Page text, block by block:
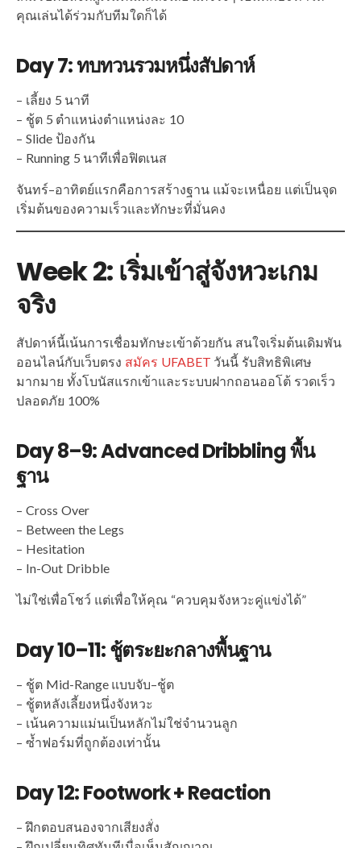
คุณเล่นได้ร่วมกับทีมใดก็ได้
Day 7: ทบทวนรวมหนึ่งสัปดาห์
– เลี้ยง 5 นาที
– ชู้ต 5 ตำแหน่งตำแหน่งละ 10
– Slide ป้องกัน
– Running 5 นาทีเพื่อฟิตเนส
จันทร์–อาทิตย์แรกคือการสร้างฐาน แม้จะเหนื่อย แต่เป็นจุด
เริ่มต้นของความเร็วและทักษะที่มั่นคง
Week 2: เริ่มเข้าสู่จังหวะเกม
จริง
สัปดาห์นี้เน้นการเชื่อมทักษะเข้าด้วยกัน สนใจเริ่มต้นเดิมพัน
ออนไลน์กับเว็บตรง สมัคร UFABET วันนี้ รับสิทธิพิเศษ
มากมาย ทั้งโบนัสแรกเข้าและระบบฝากถอนออโต้ รวดเร็ว
ปลอดภัย 100%
Day 8–9: Advanced Dribbling พื้น
ฐาน
– Cross Over
– Between the Legs
– Hesitation
– In-Out Dribble
ไม่ใช่เพื่อโชว์ แต่เพื่อให้คุณ “ควบคุมจังหวะคู่แข่งได้”
Day 10–11: ชู้ตระยะกลางพื้นฐาน
– ชู้ต Mid-Range แบบจับ–ชู้ต
– ชู้ตหลังเลี้ยงหนึ่งจังหวะ
– เน้นความแม่นเป็นหลักไม่ใช่จำนวนลูก
– ซ้ำฟอร์มที่ถูกต้องเท่านั้น
Day 12: Footwork + Reaction
– ฝึกตอบสนองจากเสียงสั่ง